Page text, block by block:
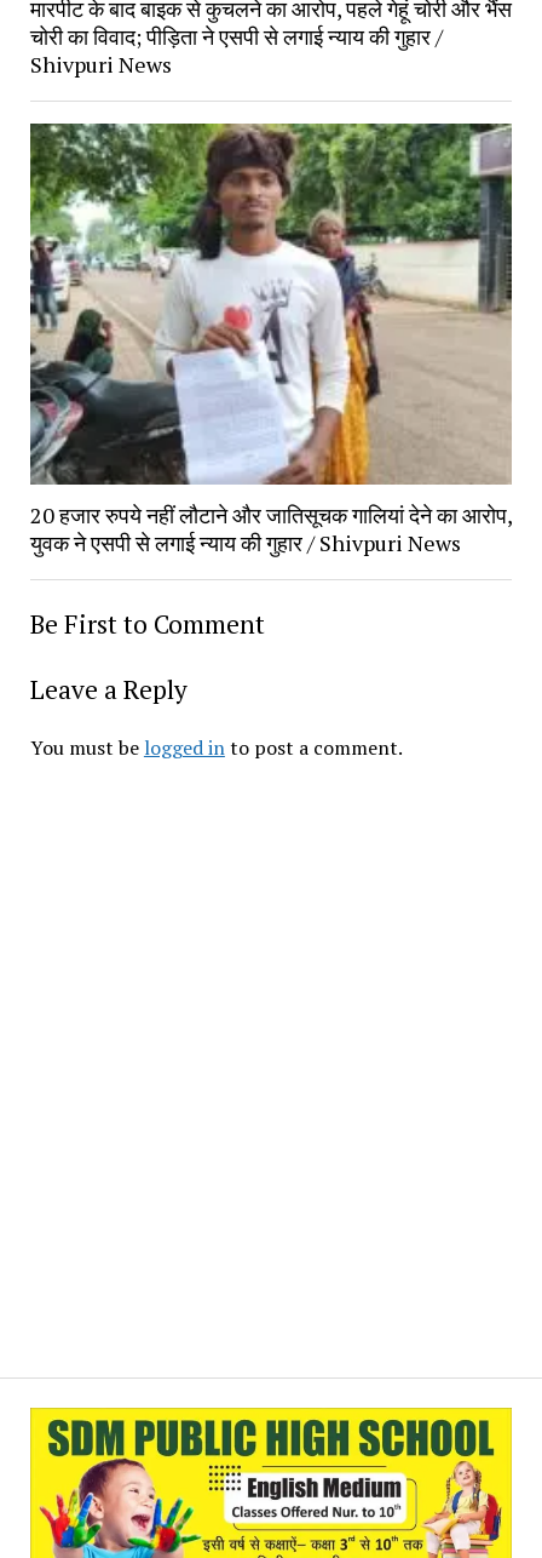
मारपीट के बाद बाइक से कुचलने का आरोप, पहले गेहूं चोरी और भैंस
चोरी का विवाद; पीड़िता ने एसपी से लगाई न्याय की गुहार /
Shivpuri News
20 हजार रुपये नहीं लौटाने और जातिसूचक गालियां देने का आरोप,
युवक ने एसपी से लगाई न्याय की गुहार / Shivpuri News
Be First to Comment
Leave a Reply
You must be logged in to post a comment.